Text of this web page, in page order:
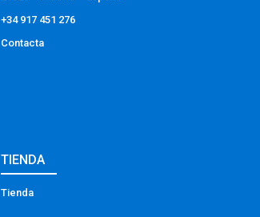
+34 917 451 276
Contacta
TIENDA
Tienda